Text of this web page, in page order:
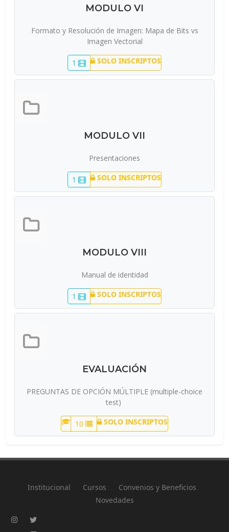
MODULO VI
Formato y Resolución de Imagen: Mapa de Bits vs
Imagen Vectorial
1 SOLO INSCRIPTOS
MODULO VII
Presentaciones
1 SOLO INSCRIPTOS
MODULO VIII
Manual de identidad
1 SOLO INSCRIPTOS
EVALUACIÓN
PREGUNTAS DE OPCIÓN MÚLTIPLE (multiple-choice
test)
10 SOLO INSCRIPTOS
Institucional Cursos
Convenios y Beneficios
Novedades